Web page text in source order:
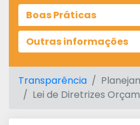
Boas Práticas
Outras informações
Transparência
Lei de Diretrizes